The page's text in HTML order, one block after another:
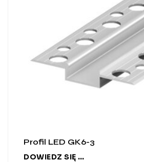
Profil LED GK6-3
DOWIEDZ SIĘ WIĘCEJ